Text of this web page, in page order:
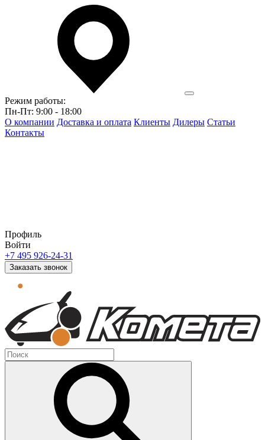
Режим работы:
Пн-Пт: 9:00 - 18:00
О компании Доставка и оплата Клиенты Дилеры Статьи
Контакты
Профиль
Войти
+7 495 926-24-31
Заказать звонок